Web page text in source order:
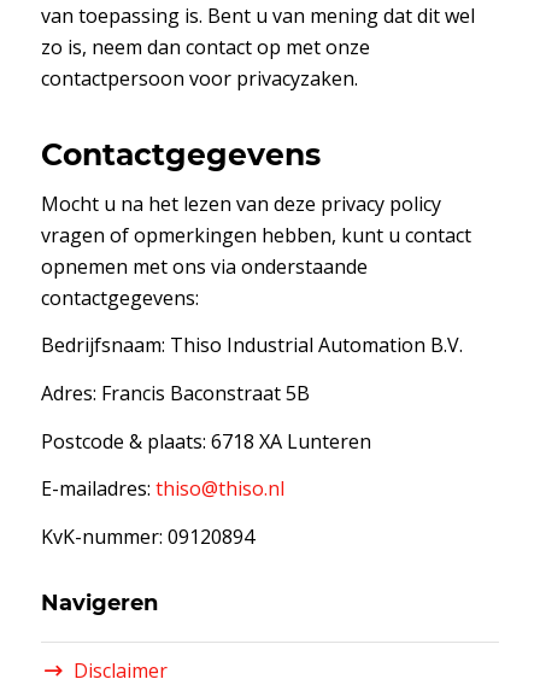
van toepassing is. Bent u van mening dat dit wel
zo is, neem dan contact op met onze
contactpersoon voor privacyzaken.
Contactgegevens
Mocht u na het lezen van deze privacy policy
vragen of opmerkingen hebben, kunt u contact
opnemen met ons via onderstaande
contactgegevens:
Bedrijfsnaam: Thiso Industrial Automation B.V.
Adres: Francis Baconstraat 5B
Postcode & plaats: 6718 XA Lunteren
E-mailadres: thiso@thiso.nl
KvK-nummer: 09120894
Navigeren
Disclaimer